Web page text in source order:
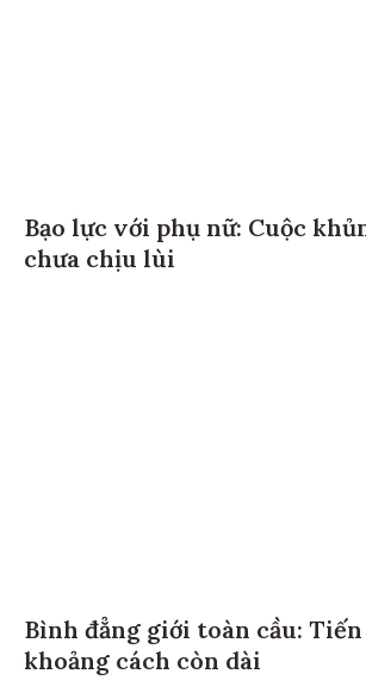
Bạo lực với phụ nữ: Cuộc
chưa chịu lùi
Bình đẳng giới toàn cầu: Tiến
khoảng cách còn dài